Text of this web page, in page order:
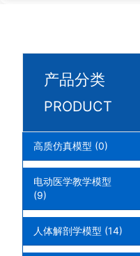
产品分类
PRODUCT
高质仿真模型 (0)
电动医学教学模型
(9)
人体解剖学模型 (14)